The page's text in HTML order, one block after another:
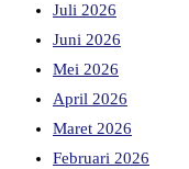
Juli 2026
Juni 2026
Mei 2026
April 2026
Maret 2026
Februari 2026